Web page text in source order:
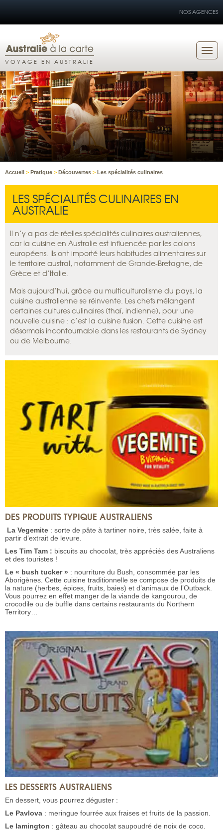
NOS AGENCES
VOYAGE EN AUSTRALIE
Accueil > Pratique > Découvertes > Les spécialités culinaires
LES SPÉCIALITÉS CULINAIRES EN
AUSTRALIE
Il n’y a pas de réelles spécialités culinaires australiennes,
car la cuisine en Australie est influencée par les colons
européens. Ils ont importé leurs habitudes alimentaires sur
le territoire austral, notamment de Grande-Bretagne, de
Grèce et d’Italie.
Mais aujourd’hui, grâce au multiculturalisme du pays, la
cuisine australienne se réinvente. Les chefs mélangent
certaines cultures culinaires (thaï, indienne), pour une
nouvelle cuisine : c’est la cuisine fusion. Cette cuisine est
désormais incontournable dans les restaurants de Sydney
ou de Melbourne.
DES PRODUITS TYPIQUE AUSTRALIENS
La Vegemite : sorte de pâte à tartiner noire, très salée, faite à
partir d’extrait de levure.
Les Tim Tam : biscuits au chocolat, très appréciés des Australiens
et des touristes !
Le « bush tucker » : nourriture du Bush, consommée par les
Aborigènes. Cette cuisine traditionnelle se compose de produits de
la nature (herbes, épices, fruits, baies) et d’animaux de l’Outback.
Vous pourrez en effet manger de la viande de kangourou, de
crocodile ou de buffle dans certains restaurants du Northern
Territory…
LES DESSERTS AUSTRALIENS
En dessert, vous pourrez déguster :
Le Pavlova : meringue fourrée aux fraises et fruits de la passion.
Le lamington : gâteau au chocolat saupoudré de noix de coco.